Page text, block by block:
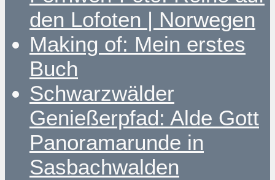
den Lofoten | Norwegen
Making of: Mein erstes
Buch
Schwarzwälder
Genießerpfad: Alde Gott
Panoramarunde in
Sasbachwalden